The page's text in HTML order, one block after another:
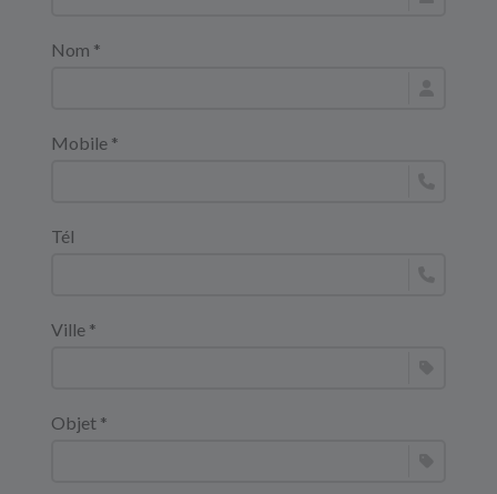
Nom *
Mobile *
Tél
Ville *
Objet *